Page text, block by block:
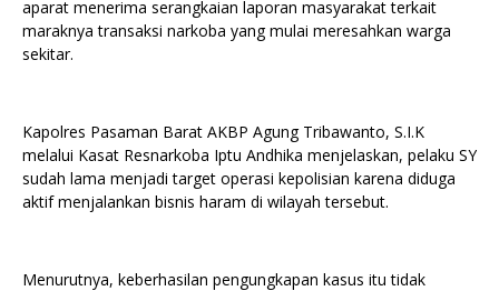
aparat menerima serangkaian laporan masyarakat terkait
maraknya transaksi narkoba yang mulai meresahkan warga
sekitar.
Kapolres Pasaman Barat AKBP Agung Tribawanto, S.I.K
melalui Kasat Resnarkoba Iptu Andhika menjelaskan, pelaku SY
sudah lama menjadi target operasi kepolisian karena diduga
aktif menjalankan bisnis haram di wilayah tersebut.
Menurutnya, keberhasilan pengungkapan kasus itu tidak